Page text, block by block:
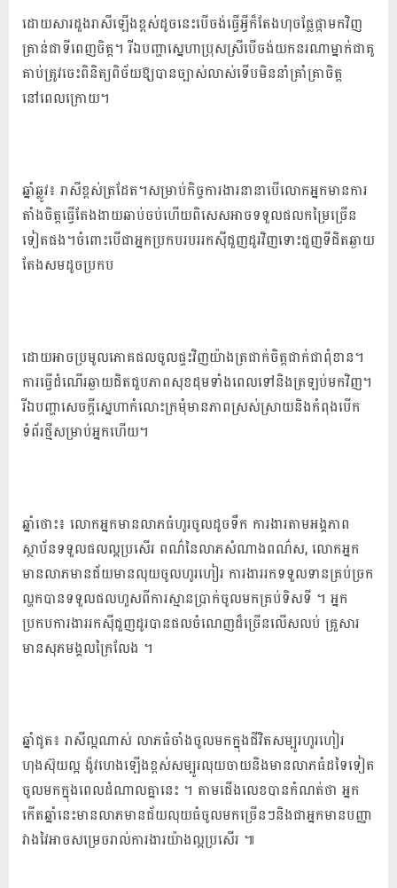
ដោយសារ​ដួង​រាសី​ឡើង​ខ្ពស់​ដូចនេះ​បើ​ចង់​ធ្វើ​អ្វី​ក៏​តែង​ហុច​ផ្លែផ្កា​មកវិញ​
គ្រាន់​ជាទី​ពេញចិត្ត​។​ រីឯ​បញ្ហា​ស្នេហា​ប្រុស​ស្រី​បើ​ចង់យក​នរណាម្នាក់​ជា​គូ
គាប់​ត្រូវ​ចេះ​ពិនិត្យពិច័យ​ឱ្យបាន​ច្បាស់លាស់​ទើប​មិន​នាំ​គ្រាំគ្រា​ចិត្ត​
នៅពេល​ក្រោយ​។
ឆ្នាំឆ្លូវ៖ រាសី​ខ្ពស់ត្រដែត​។​​សម្រាប់​កិច្ចការងារ​នានា​បើ​លោកអ្នក​មានការ​
តាំងចិត្ត​ធ្វើ​តែង​ងាយ​ឆាប់​ចប់​ហើយ​ពិសេស​អាច​ទទួលផល​ក​ម្រៃ​ច្រើន​
ទៀតផង​។​ចំពោះ​បើជា​អ្នក​ប្រកប​របរ​រកស៊ី​ជួញដូរ​វិញ​ទោះ​ជួញ​ទីជិត​ឆ្ងាយ​
តែង​សម​ដូច​ប្រកប
ដោយ​អាច​ប្រមូល​ភោគផល​ចូល​ផ្ទះ​វិញ​យ៉ាង​ត្រជាក់ចិត្ត​ជាក់​ជាពុំខាន​។​
ការធ្វើដំណើរ​ឆ្ងាយ​ជិត​ជួប​ភាព​សុខដុម​ទាំង​ពេល​ទៅ​និង​ត្រឡប់មកវិញ​។​
រីឯ​បញ្ហា​សេចក្តីស្នេហា​កំលោះ​ក្រមុំ​មាន​ភាពស្រស់​ស្រាយ​និង​កំពុងបើក​
ទំព័រ​ថ្មី​សម្រាប់​អ្នក​ហើយ​។
ឆ្នាំថោះ៖ លោក​អ្នកមាន​លាភ​ធំ​ហូរ​ចូល​ដូច​ទឹក ការងារ​តាម​អង្គភាព
ស្ថាប័ន​ទទួលផល​ល្អ​ប្រសើរ ពណ៌​នៃ​លាភ​សំណាង​ពណ៌​ស​, លោក​អ្នក
មាន​លាភ​មាន​ជ័យ​មាន​លុយ​ចូល​ហូរហៀរ ការងារ​រក​ទទួលទាន​គ្រប់​ច្រក
ល្ហក​បាន​ទទួលផល​ហួស​ពី​ការ​ស្មាន​ប្រាក់​ចូល​មក​គ្រប់​ទិស​ទី ។ អ្នក​
ប្រកបការងារ​រកស៊ី​ជួញដូរ​បាន​ផល​ចំណេញ​ដ៏​ច្រើន​លើសលប់ គ្រួសារ​
មាន​សុភមង្គល​ក្រៃ​លែង ។
ឆ្នាំជូត៖ រាសី​ល្អ​ណាស់ លាភ​ធំ​ចាំង​ចូល​មក​ក្នុង​ជីវិត​សម្បូរហូរហៀរ
ហុងស៊ុយ​ល្អ ង៉ូ​វ​ហេង​ឡើង​ខ្ពស់​សម្បូរ​លុយ​ចាយ​និង​មាន​លាភ​ធំ​ដទៃ​ទៀត​
ចូល​មក​ក្នុង​ពេល​ដំណាលគ្នា​នេះ ។ តាម​ជើង​លេខ​បាន​កំណត់​ថា អ្នក​
កើត​ឆ្នាំ​នេះ​មាន​លាភ​មាន​ជ័យ​លុយ​ធំ​ចូល​មក​ច្រើន​ៗ​និង​ជា​អ្នកមាន​បញ្ញា​
វាងវៃ​អាច​សម្រេច​រាល់​ការងារ​យ៉ាង​ល្អ​ប្រសើរ ៕